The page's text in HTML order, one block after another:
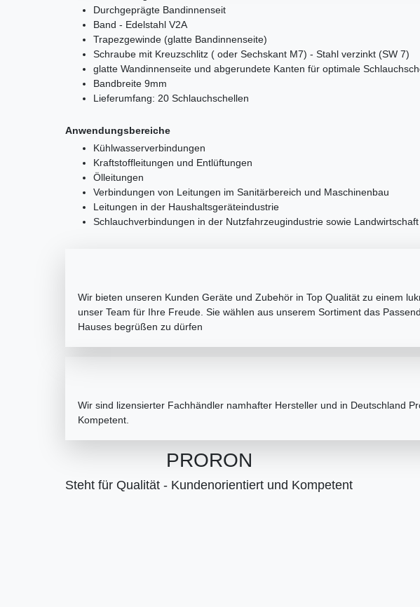
Durchgeprägte Bandinnenseit
Band - Edelstahl V2A
Trapezgewinde (glatte Bandinnenseite)
Schraube mit Kreuzschlitz ( oder Sechskant M7) - Stahl verzinkt (SW 7)
glatte Wandinnenseite und abgerundete Kanten für optimale
Bandbreite 9mm
Lieferumfang: 20 Schlauchschellen
Anwendungsbereiche
Kühlwasserverbindungen
Kraftstoffleitungen und Entlüftungen
Ölleitungen
Verbindungen von Leitungen im Sanitärbereich und Maschinenbau
Leitungen in der Haushaltsgeräteindustrie
Schlauchverbindungen in der Nutzfahrzeugindustrie sowie Landwirtschaft
Wir bieten unseren Kunden Geräte und Zubehör in Top Qualität zu einem
unser Team für Ihre Freude. Sie wählen aus unserem Sortiment das
Hauses begrüßen zu dürfen
Wir sind lizensierter Fachhändler namhafter Hersteller und in Deutschland
Kompetent.
PRORON
Steht für Qualität - Kundenorientiert und Kompetent